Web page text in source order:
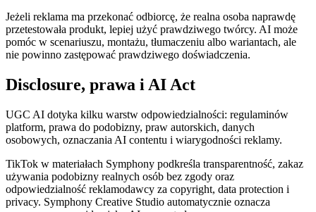
Jeżeli reklama ma przekonać odbiorcę, że realna osoba naprawdę
przetestowała produkt, lepiej użyć prawdziwego twórcy. AI może
pomóc w scenariuszu, montażu, tłumaczeniu albo wariantach, ale
nie powinno zastępować prawdziwego doświadczenia.
Disclosure, prawa i AI Act
UGC AI dotyka kilku warstw odpowiedzialności: regulaminów
platform, prawa do podobizny, praw autorskich, danych
osobowych, oznaczania AI contentu i wiarygodności reklamy.
TikTok w materiałach Symphony podkreśla transparentność, zakaz
używania podobizny realnych osób bez zgody oraz
odpowiedzialność reklamodawcy za copyright, data protection i
privacy. Symphony Creative Studio automatycznie oznacza